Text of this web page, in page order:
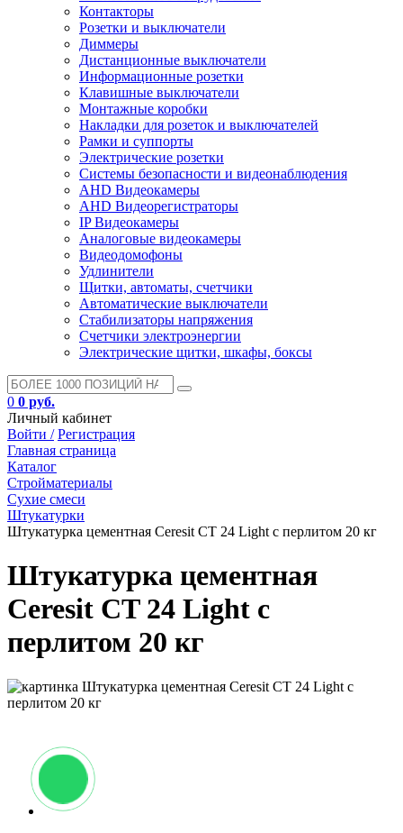
Контакторы
Розетки и выключатели
Диммеры
Дистанционные выключатели
Информационные розетки
Клавишные выключатели
Монтажные коробки
Накладки для розеток и выключателей
Рамки и суппорты
Электрические розетки
Системы безопасности и видеонаблюдения
AHD Видеокамеры
AHD Видеорегистраторы
IP Видеокамеры
Аналоговые видеокамеры
Видеодомофоны
Удлинители
Щитки, автоматы, счетчики
Автоматические выключатели
Стабилизаторы напряжения
Счетчики электроэнергии
Электрические щитки, шкафы, боксы
0 0 руб.
Личный кабинет
Войти / Регистрация
Главная страница
Каталог
Стройматериалы
Сухие смеси
Штукатурки
Штукатурка цементная Ceresit CT 24 Light с перлитом 20 кг
Штукатурка цементная
Ceresit CT 24 Light с
перлитом 20 кг